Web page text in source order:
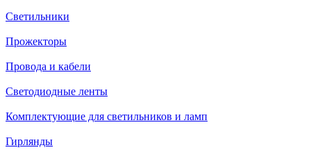
Светильники
Прожекторы
Провода и кабели
Светодиодные ленты
Комплектующие для светильников и ламп
Гирлянды